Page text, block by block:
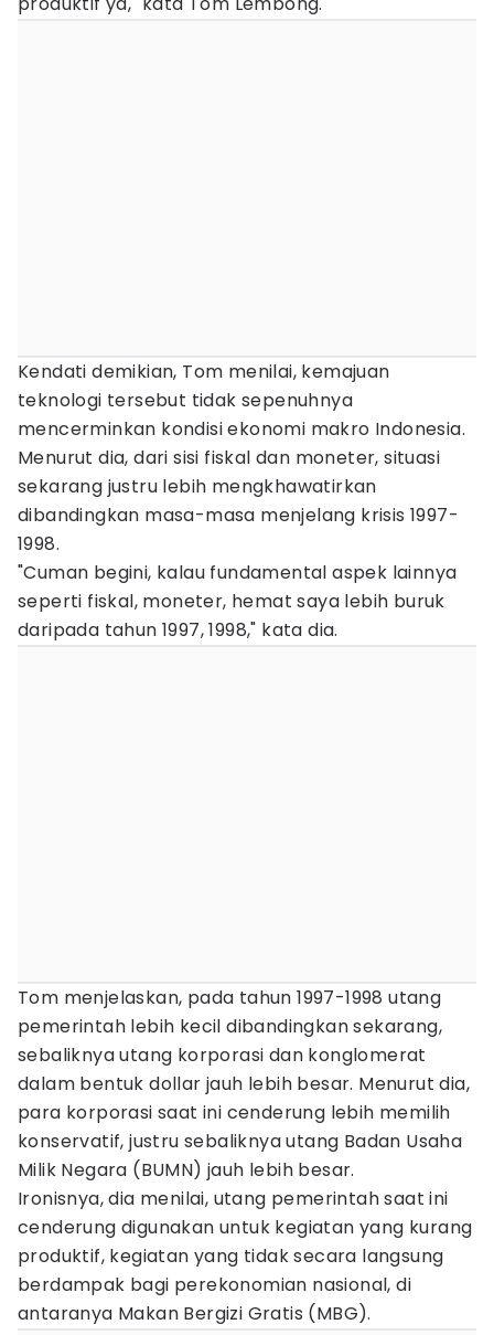
Kendati demikian, Tom menilai, kemajuan
teknologi tersebut tidak sepenuhnya
mencerminkan kondisi ekonomi makro Indonesia.
Menurut dia, dari sisi fiskal dan moneter, situasi
sekarang justru lebih mengkhawatirkan
dibandingkan masa-masa menjelang krisis 1997-
1998.
"Cuman begini, kalau fundamental aspek lainnya
seperti fiskal, moneter, hemat saya lebih buruk
daripada tahun 1997, 1998," kata dia.
Tom menjelaskan, pada tahun 1997-1998 utang
pemerintah lebih kecil dibandingkan sekarang,
sebaliknya utang korporasi dan konglomerat
dalam bentuk dollar jauh lebih besar. Menurut dia,
para korporasi saat ini cenderung lebih memilih
konservatif, justru sebaliknya utang Badan Usaha
Milik Negara (BUMN) jauh lebih besar.
Ironisnya, dia menilai, utang pemerintah saat ini
cenderung digunakan untuk kegiatan yang kurang
produktif, kegiatan yang tidak secara langsung
berdampak bagi perekonomian nasional, di
antaranya Makan Bergizi Gratis (MBG).